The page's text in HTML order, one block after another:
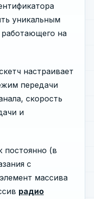
уникальным
на
настраивает
передачи
скорость
и
постоянно (в
с
массива
радио